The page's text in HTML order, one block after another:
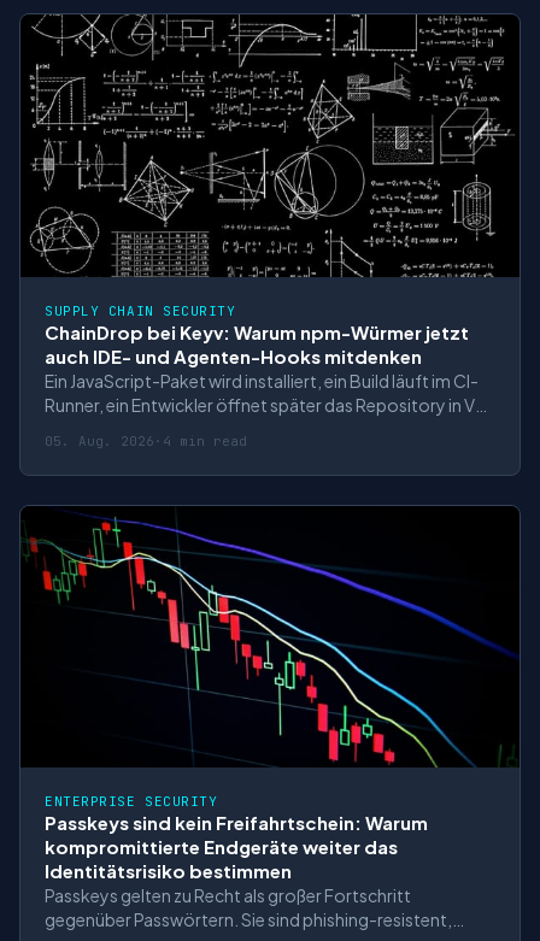
Entscheidend ist, wer Konfigurationen für
SUPPLY CHAIN SECURITY
ChainDrop bei Keyv: Warum npm-Würmer jetzt
auch IDE- und Agenten-Hooks mitdenken
Ein JavaScript-Paket wird installiert, ein Build läuft im CI-
Runner, ein Entwickler öffnet später das Repository in VS
Konfiguration. In vielen Unternehmen sind das getrennte
Sicherheitsdomänen: Dependency-Scanning hier, CI/CD-
Härtung dort, End
05. Aug. 2026 · 4 min read
ENTERPRISE SECURITY
Passkeys sind kein Freifahrtschein: Warum
kompromittierte Endgeräte weiter das
Identitätsrisiko bestimmen
Passkeys gelten zu Recht als großer Fortschritt
gegenüber Passwörtern. Sie sind phishing-resistent,